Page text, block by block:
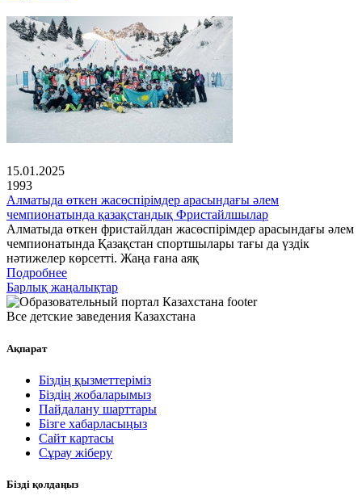
15.01.2025
1993
Алматыда өткен жасөспірімдер арасындағы әлем
чемпионатында қазақстандық Фристайлшылар
Алматыда өткен фристайлдан жасөспірімдер арасындағы әлем
чемпионатында Қазақстан спортшылары тағы да үздік
нәтижелер көрсетті. Жаңа ғана аяқ
Подробнее
Барлық жаңалықтар
Все детские заведения Казахстана
Ақпарат
Біздің қызметтеріміз
Біздің жобаларымыз
Пайдалану шарттары
Бізге хабарласыңыз
Сайт картасы
Сұрау жіберу
Бізді қолдаңыз